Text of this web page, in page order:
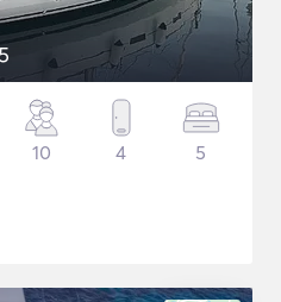
10 4 5